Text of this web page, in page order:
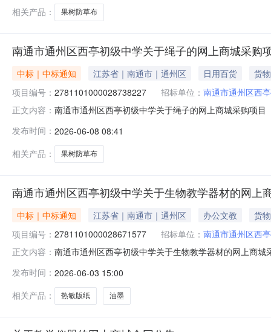
相关产品：
果树防草布
南通市通州区西亭初级中学关于绳子的网上商城采购
中标｜中标通知 江苏省｜南通市｜通州区 日用百货
货物
项目编号： 2781101000028738227 招标单位： 南通市通州区西
正文内容： 南通市通州区西亭初级中学关于绳子的网上商城采购项
所在行政区划名称:江苏省南通市通州区报价起止时间:-
发布时间： 2026-06-08 08:41
相关产品：
果树防草布
南通市通州区西亭初级中学关于生物教学器材的网上
中标｜中标通知 江苏省｜南通市｜通州区 办公文教
货物
项目编号： 2781101000028671577 招标单位： 南通市通州区西
正文内容： 南通市通州区西亭初级中学关于生物教学器材的网上商
编码:320612项目所在行政区划名称:江苏省南通市通州
发布时间： 2026-06-03 15:00
相关产品：
热敏版纸 油墨